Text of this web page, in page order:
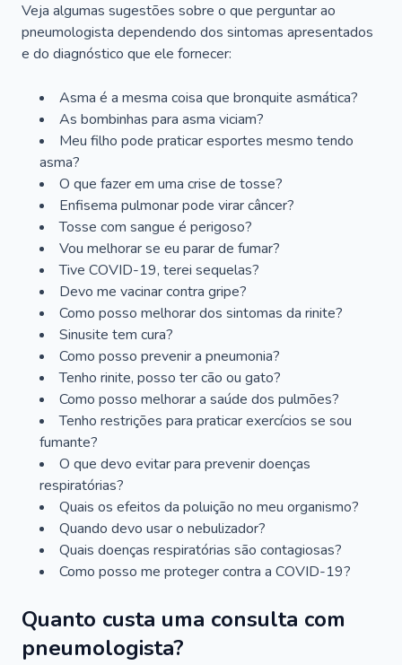
Veja algumas sugestões sobre o que perguntar ao
pneumologista dependendo dos sintomas apresentados
e do diagnóstico que ele fornecer:
Asma é a mesma coisa que bronquite asmática?
As bombinhas para asma viciam?
Meu filho pode praticar esportes mesmo tendo
asma?
O que fazer em uma crise de tosse?
Enfisema pulmonar pode virar câncer?
Tosse com sangue é perigoso?
Vou melhorar se eu parar de fumar?
Tive COVID-19, terei sequelas?
Devo me vacinar contra gripe?
Como posso melhorar dos sintomas da rinite?
Sinusite tem cura?
Como posso prevenir a pneumonia?
Tenho rinite, posso ter cão ou gato?
Como posso melhorar a saúde dos pulmões?
Tenho restrições para praticar exercícios se sou
fumante?
O que devo evitar para prevenir doenças
respiratórias?
Quais os efeitos da poluição no meu organismo?
Quando devo usar o nebulizador?
Quais doenças respiratórias são contagiosas?
Como posso me proteger contra a COVID-19?
Quanto custa uma consulta com
pneumologista?